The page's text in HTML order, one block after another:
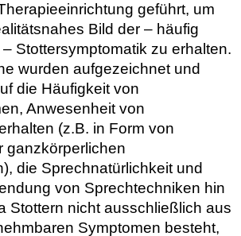
geführt, um
Bild der – häufig
Stottersymptomatik zu erhalten.
wurden aufgezeichnet und
die Häufigkeit von
Anwesenheit von
(z.B. in Form von
ganzkörperlichen
die Sprechnatürlichkeit und
von Sprechtechniken hin
Stottern nicht ausschließlich aus
Symptomen besteht,